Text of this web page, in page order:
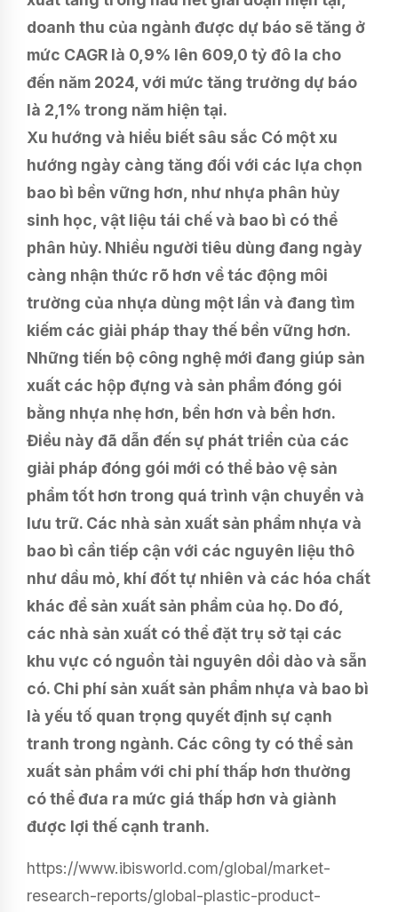
doanh thu của ngành được dự báo sẽ tăng ở
mức CAGR là 0,9% lên 609,0 tỷ đô la cho
đến năm 2024, với mức tăng trưởng dự báo
là 2,1% trong năm hiện tại.
Xu hướng và hiểu biết sâu sắc Có một xu
hướng ngày càng tăng đối với các lựa chọn
bao bì bền vững hơn, như nhựa phân hủy
sinh học, vật liệu tái chế và bao bì có thể
phân hủy. Nhiều người tiêu dùng đang ngày
càng nhận thức rõ hơn về tác động môi
trường của nhựa dùng một lần và đang tìm
kiếm các giải pháp thay thế bền vững hơn.
Những tiến bộ công nghệ mới đang giúp sản
xuất các hộp đựng và sản phẩm đóng gói
bằng nhựa nhẹ hơn, bền hơn và bền hơn.
Điều này đã dẫn đến sự phát triển của các
giải pháp đóng gói mới có thể bảo vệ sản
phẩm tốt hơn trong quá trình vận chuyển và
lưu trữ. Các nhà sản xuất sản phẩm nhựa và
bao bì cần tiếp cận với các nguyên liệu thô
như dầu mỏ, khí đốt tự nhiên và các hóa chất
khác để sản xuất sản phẩm của họ. Do đó,
các nhà sản xuất có thể đặt trụ sở tại các
khu vực có nguồn tài nguyên dồi dào và sẵn
có. Chi phí sản xuất sản phẩm nhựa và bao bì
là yếu tố quan trọng quyết định sự cạnh
tranh trong ngành. Các công ty có thể sản
xuất sản phẩm với chi phí thấp hơn thường
có thể đưa ra mức giá thấp hơn và giành
được lợi thế cạnh tranh.
https://www.ibisworld.com/global/market-
research-reports/global-plastic-product-